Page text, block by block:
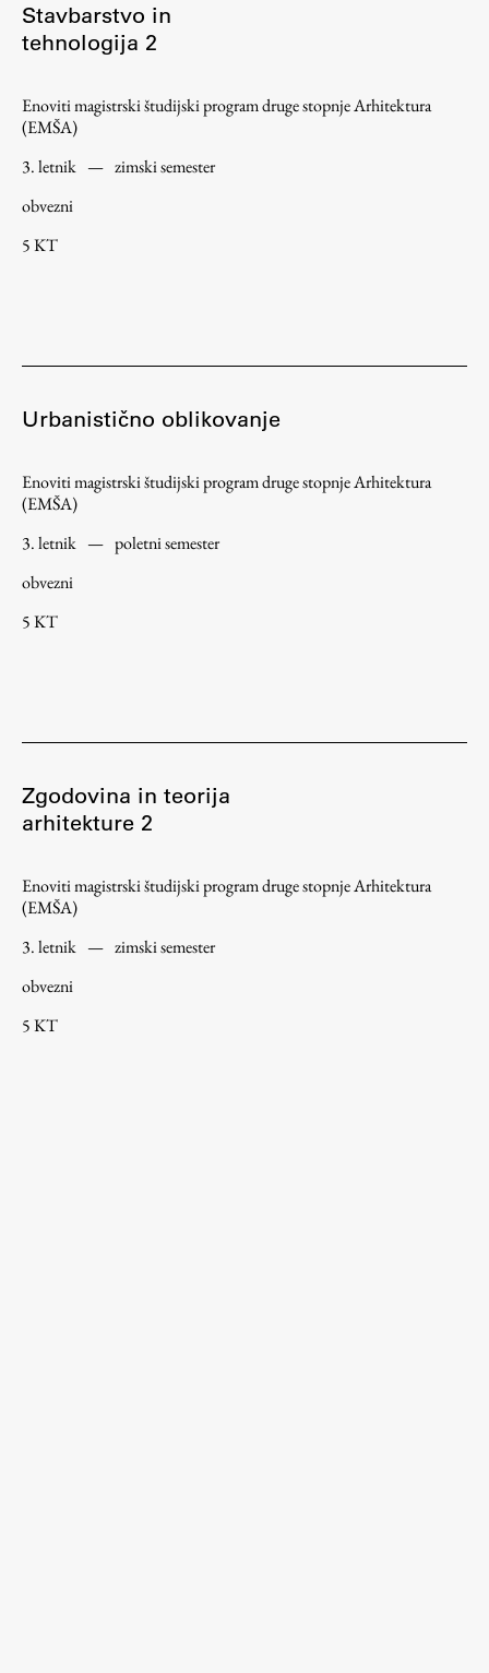
Stavbarstvo in
tehnologija 2
Enoviti magistrski študijski program druge stopnje Arhitektura
(EMŠA)
3. letnik — zimski semester
obvezni
5 KT
Urbanistično oblikovanje
Enoviti magistrski študijski program druge stopnje Arhitektura
(EMŠA)
3. letnik — poletni semester
obvezni
5 KT
Zgodovina in teorija
arhitekture 2
Enoviti magistrski študijski program druge stopnje Arhitektura
(EMŠA)
3. letnik — zimski semester
obvezni
5 KT